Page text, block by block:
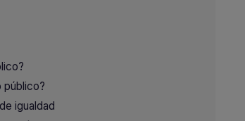
público?
igualdad